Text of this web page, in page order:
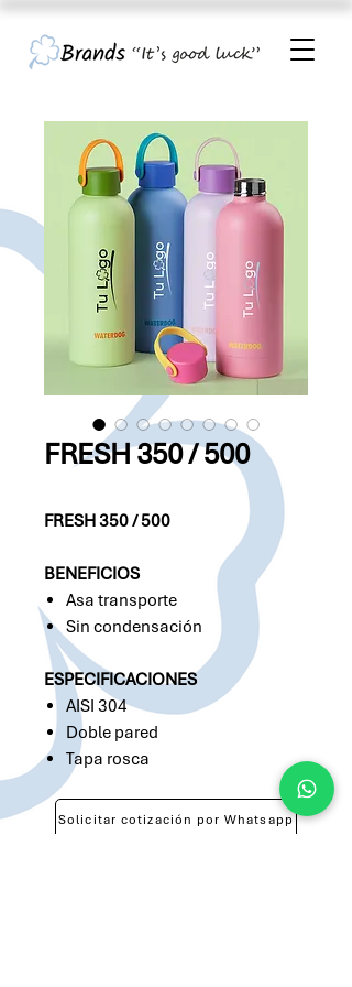
FRESH 350 / 500
FRESH 350 / 500
BENEFICIOS
Asa transporte
Sin condensación
ESPECIFICACIONES
AISI 304
Doble pared
Tapa rosca
Solicitar cotización por Whatsapp